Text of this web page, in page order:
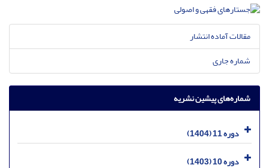
مقالات آماده انتشار
شماره جاری
شماره‌های پیشین نشریه
دوره 11 (1404)
دوره 10 (1403)